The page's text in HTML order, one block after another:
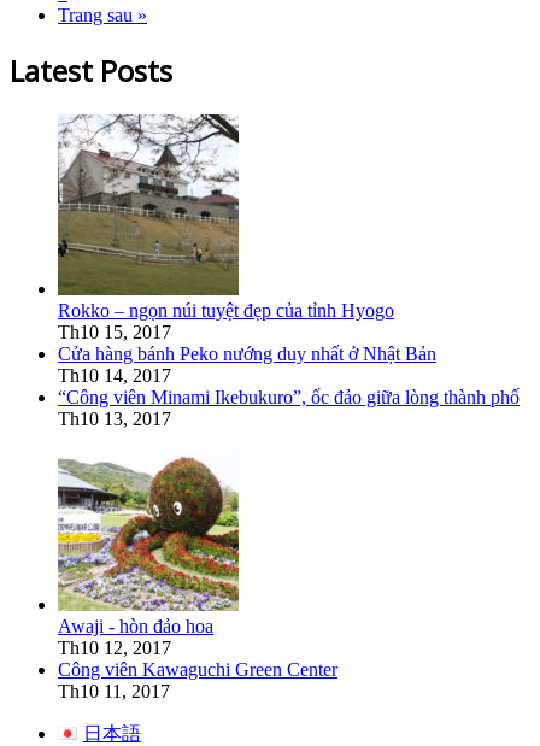
Trang sau »
Latest Posts
Rokko – ngọn núi tuyệt đẹp của tỉnh Hyogo
Th10 15, 2017
Cửa hàng bánh Peko nướng duy nhất ở Nhật Bản
Th10 14, 2017
“Công viên Minami Ikebukuro”, ốc đảo giữa lòng thành phố
Th10 13, 2017
Awaji - hòn đảo hoa
Th10 12, 2017
Công viên Kawaguchi Green Center
Th10 11, 2017
日本語